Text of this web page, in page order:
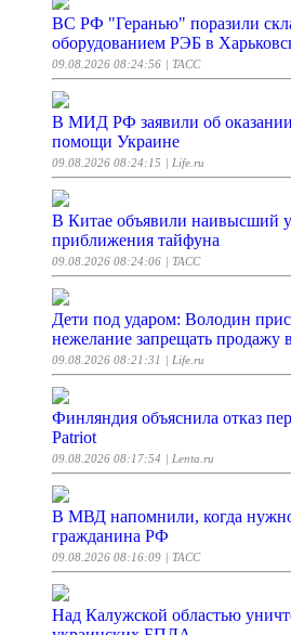
ВС РФ "Геранью" поразили
оборудованием РЭБ в
09.08.2026 08:24:56 | ТАСС
В МИД РФ заявили об
помощи Украине
09.08.2026 08:24:15 | Life.ru
В Китае объявили наивысший
приближения тайфуна
09.08.2026 08:24:06 | ТАСС
Дети под ударом: Володин
нежелание запрещать продажу
09.08.2026 08:21:31 | Life.ru
Финляндия объяснила отказ
Patriot
09.08.2026 08:17:54 | Lenta.ru
В МВД напомнили, когда
гражданина РФ
09.08.2026 08:16:09 | ТАСС
Над Калужской областью